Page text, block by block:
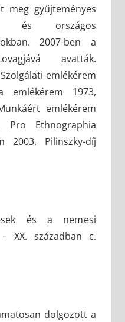
meg gyűjteményes
és országos
2007-ben a
avatták.
emlékérem
emlékérem 1973,
emlékérem
Pro Ethnographia
2003, Pilinszky-díj
és a nemesi
XX. században c.
dolgozott a